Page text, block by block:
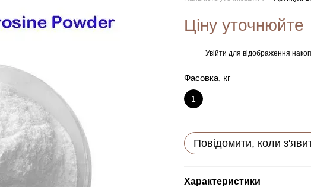
Ціну уточнюйте
Увійти для відображення
Фасовка, кг
1
Повідомити, коли
Характеристики